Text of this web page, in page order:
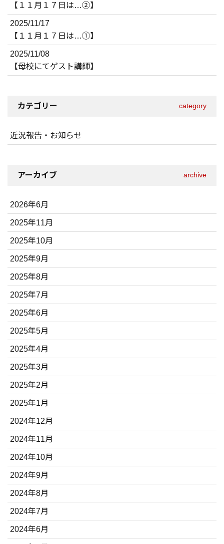
【１１月１７日は…②】
2025/11/17
【１１月１７日は…①】
2025/11/08
【母校にてゲスト講師】
カテゴリー category
近況報告・お知らせ
アーカイブ archive
2026年6月
2025年11月
2025年10月
2025年9月
2025年8月
2025年7月
2025年6月
2025年5月
2025年4月
2025年3月
2025年2月
2025年1月
2024年12月
2024年11月
2024年10月
2024年9月
2024年8月
2024年7月
2024年6月